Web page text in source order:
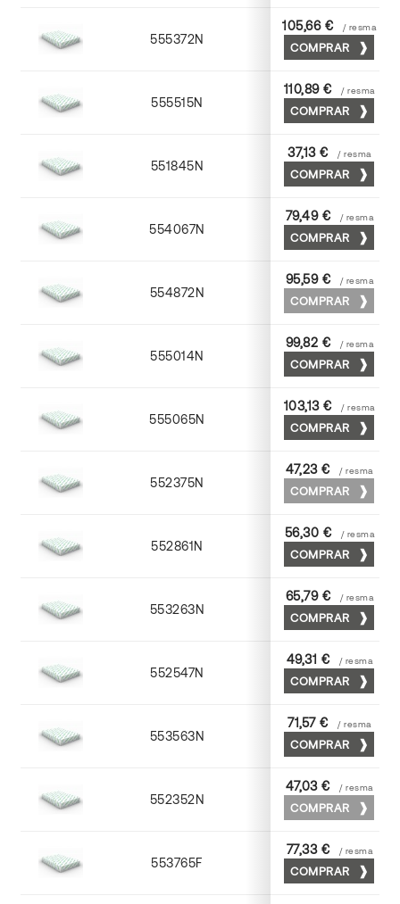
555372N 70 x 100
105,66 € / resma
COMPRAR
555515N 72 x 102
110,89 € / resma
COMPRAR
551845N 45 x 64
37,13 € / resma
COMPRAR
554067N 65 x 90
79,49 € / resma
COMPRAR
554872N 70 x 100
95,59 € / resma
COMPRAR
555014N 72 x 102
99,82 € / resma
COMPRAR
555065N 65 x 90
103,13 € / resma
COMPRAR
552375N 75 x 53
47,23 € / resma
COMPRAR
552861N 63 x 88
56,30 € / resma
COMPRAR
553263N 63 x 88
65,79 € / resma
COMPRAR
552547N 45 x 64
49,31 € / resma
COMPRAR
553563N 63 x 88
71,57 € / resma
COMPRAR
552352N 52 x 70
47,03 € / resma
COMPRAR
553765F 65 x 90
77,33 € / resma
COMPRAR